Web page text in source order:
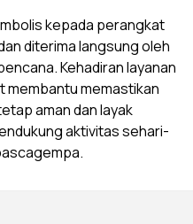
kepada perangkat
diterima langsung oleh
Kehadiran layanan
membantu memastikan
aman dan layak
aktivitas sehari-